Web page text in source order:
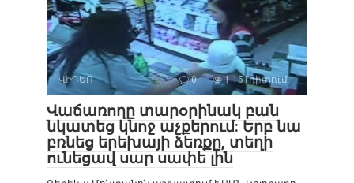
ՎԻԴԵՈ 0 1 151դիտում
Վաճառողը տարօրինակ բան
նկատեց կնոջ աչքերում: Երբ նա
բռնեց երեխայի ձեռքը, տեղի
ունեցավ սար սափե լին